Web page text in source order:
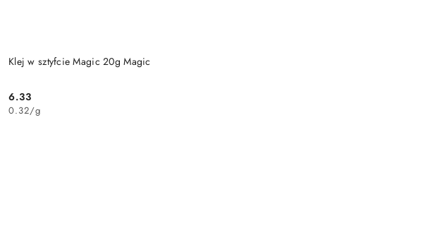
Klej w sztyfcie Magic 20g Magic
Cena:
6.33
0.32/g